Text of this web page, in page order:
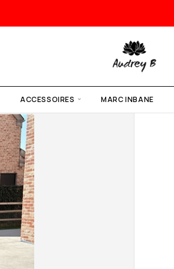
ACCESSOIRES MARC INBANE